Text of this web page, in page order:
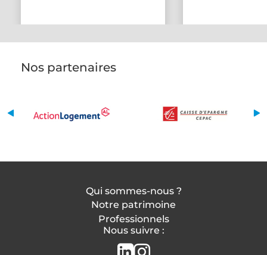
Nos partenaires
Qui sommes-nous ?
Notre patrimoine
Professionnels
Nous suivre :